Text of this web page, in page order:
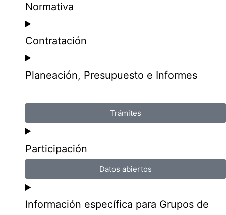
Normativa
Contratación
Planeación, Presupuesto e Informes
Trámites
Participación
Datos abiertos
Información específica para Grupos de